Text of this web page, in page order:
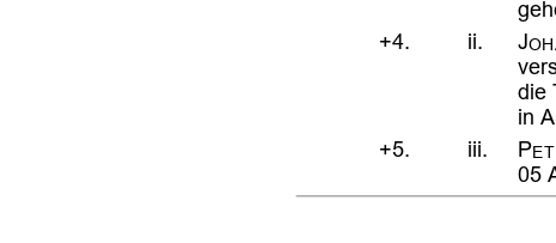
 
 